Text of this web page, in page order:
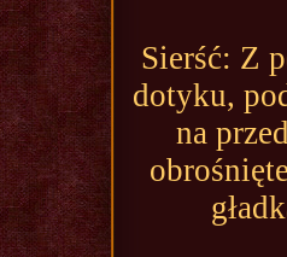
Sierść: Z
dotyku,
na